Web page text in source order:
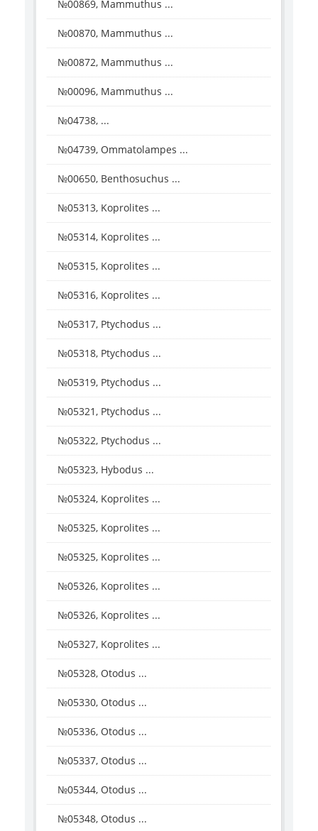
№00869, Mammuthus ...
№00870, Mammuthus ...
№00872, Mammuthus ...
№00096, Mammuthus ...
№04738, ...
№04739, Ommatolampes ...
№00650, Benthosuchus ...
№05313, Koprolites ...
№05314, Koprolites ...
№05315, Koprolites ...
№05316, Koprolites ...
№05317, Ptychodus ...
№05318, Ptychodus ...
№05319, Ptychodus ...
№05321, Ptychodus ...
№05322, Ptychodus ...
№05323, Hybodus ...
№05324, Koprolites ...
№05325, Koprolites ...
№05325, Koprolites ...
№05326, Koprolites ...
№05326, Koprolites ...
№05327, Koprolites ...
№05328, Otodus ...
№05330, Otodus ...
№05336, Otodus ...
№05337, Otodus ...
№05344, Otodus ...
№05348, Otodus ...